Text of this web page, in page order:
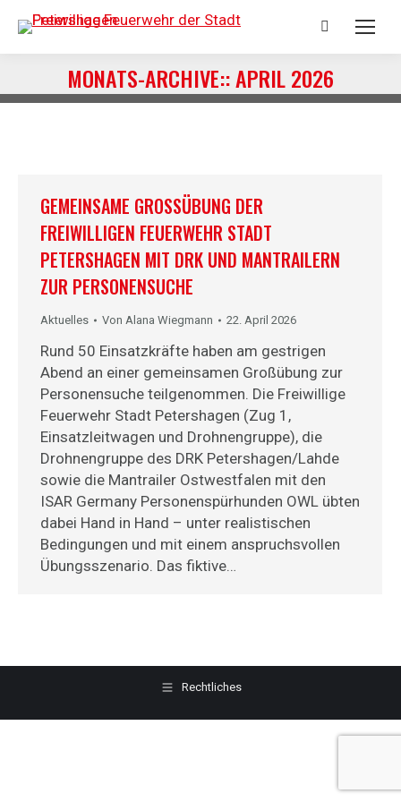
Search:
MONATS-ARCHIVE::APRIL 2026
Sie befinden sich hier:
GEMEINSAME GROSSÜBUNG DER F
REIWILLIGEN FEUERWEHR STADT P
ETERSHAGEN MIT DRK UND MANTRAILERN Z
UR PERSONENSUCHE
Aktuelles Von Alana Wiegmann 22. April 2026
Rund 50 Einsatzkräfte haben am gestrigen
Abend an einer gemeinsamen Großübung zur
Personensuche teilgenommen. Die Freiwillige
Feuerwehr Stadt Petershagen (Zug 1,
Einsatzleitwagen und Drohnengruppe), die
Drohnengruppe des DRK Petershagen/Lahde
sowie die Mantrailer Ostwestfalen mit den
ISAR Germany Personenspürhunden OWL übten
dabei Hand in Hand – unter realistischen
Bedingungen und mit einem anspruchsvollen
Übungsszenario. Das fiktive…
Rechtliches